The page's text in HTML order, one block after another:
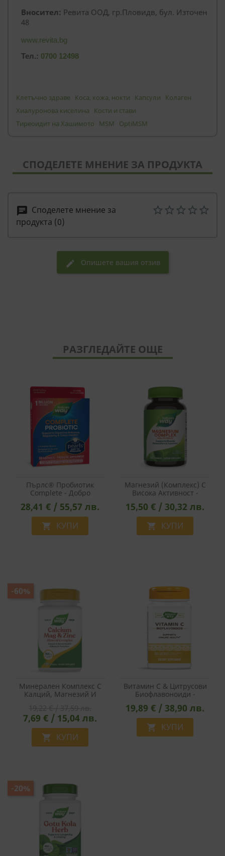
Вносител: Ревита ООД, гр.Пловидв, бул. Източен
48
www.revita.bg
Тел.: 0700 12498
Клетъчно здраве Коса, кожа, нокти Капсули
Колаген
Хиалуронова киселина
Кости и стави
Тиреоидит на Хашимото
MSM OptiMSM
СПОДЕЛЕТЕ МНЕНИЕ ЗА ПРОДУКТА
chat Споделете мнение за
продукта (0)
edit Опишете вашия отзив
РАЗГЛЕДАЙТЕ ОЩЕ
Пърлс® Пробиотик
Complete - Добро
Храносмилане И
Стомашно-Чревен
Баланс,1 Млрд. Активни
Пробиотици, 30 Софтгел
Капсули
28,41 € / 55,57 лв.
 КУПИ
Магнезий (комплекс) С
Висока Активност -
Мускулна Функция,
Сърдечно И
Неврологично Здраве,
250 Mg Х 100 Капсули
15,50 € / 30,32 лв.
 КУПИ
Минерален Комплекс С
Калций, Магнезий И
Капсули
7,69 € / 15,04 лв.
 КУПИ
-60%
Витамин С & Цитрусови
Биофлавоноиди -
Антиоксидант,
Имуностимулатор И
Венотоник, 500 Mg, 100
Капсули
19,89 € / 38,90 лв.
 КУПИ
-20%